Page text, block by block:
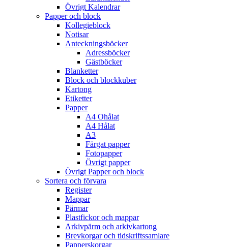
Övrigt Kalendrar
Papper och block
Kollegieblock
Notisar
Anteckningsböcker
Adressböcker
Gästböcker
Blanketter
Block och blockkuber
Kartong
Etiketter
Papper
A4 Ohålat
A4 Hålat
A3
Färgat papper
Fotopapper
Övrigt papper
Övrigt Papper och block
Sortera och förvara
Register
Mappar
Pärmar
Plastfickor och mappar
Arkivpärm och arkivkartong
Brevkorgar och tidskriftssamlare
Papperskorgar